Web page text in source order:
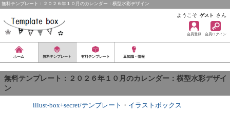
無料テンプレート：２０２６年１０月のカレンダー：横型水彩デザイン
ようこそ ゲスト さん
会員登録 会員ログイン
ホーム 無料テンプレート 有料テンプレート 豆知識・情報
無料テンプレート：２０２６年１０月のカレンダー：横型水彩デザイ
ン
illust-box+secret/テンプレート ・ イラストボックス